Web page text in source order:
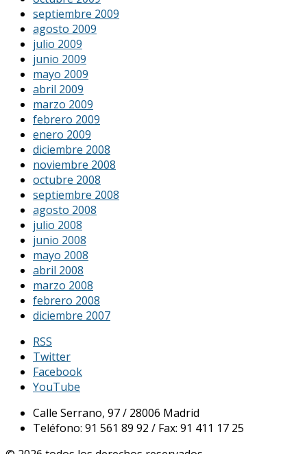
septiembre 2009
agosto 2009
julio 2009
junio 2009
mayo 2009
abril 2009
marzo 2009
febrero 2009
enero 2009
diciembre 2008
noviembre 2008
octubre 2008
septiembre 2008
agosto 2008
julio 2008
junio 2008
mayo 2008
abril 2008
marzo 2008
febrero 2008
diciembre 2007
RSS
Twitter
Facebook
YouTube
Calle Serrano, 97 / 28006 Madrid
Teléfono: 91 561 89 92 / Fax: 91 411 17 25